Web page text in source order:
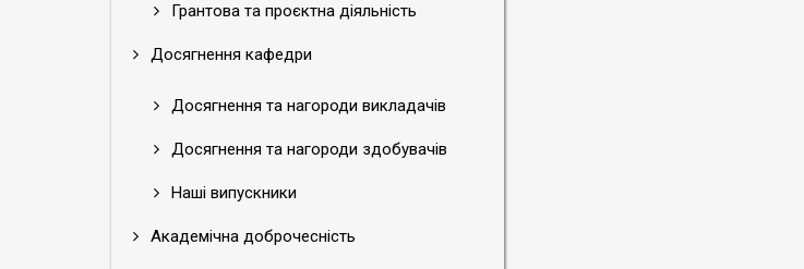
Грантова та проєктна діяльність
Досягнення кафедри
Досягнення та нагороди викладачів
Досягнення та нагороди здобувачів
Наші випускники
Академічна доброчесність